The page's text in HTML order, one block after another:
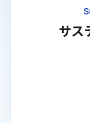
サス